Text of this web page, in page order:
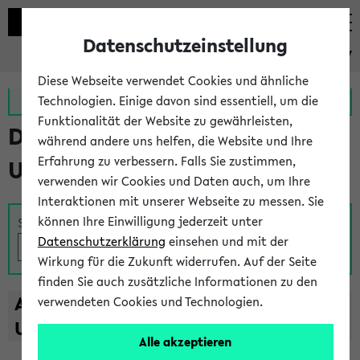
eKVV
Zur MeineUni App Zum MeineUni Portal
Das Lehrangebot der
Universität Bielefeld
Suche
A B C D E F G H I J K L M N O
U
V W X Y
Z
Datenschutzeinstellung
Diese Webseite verwendet Cookies und ähnliche
Technologien. Einige davon sind essentiell, um die
Funktionalität der Website zu gewährleisten,
während andere uns helfen, die Website und Ihre
Erfahrung zu verbessern. Falls Sie zustimmen,
verwenden wir Cookies und Daten auch, um Ihre
Interaktionen mit unserer Webseite zu messen. Sie
können Ihre Einwilligung jederzeit unter
Datenschutzerklärung einsehen und mit der
Wirkung für die Zukunft widerrufen. Auf der Seite
finden Sie auch zusätzliche Informationen zu den
verwendeten Cookies und Technologien.
Alle akzeptieren